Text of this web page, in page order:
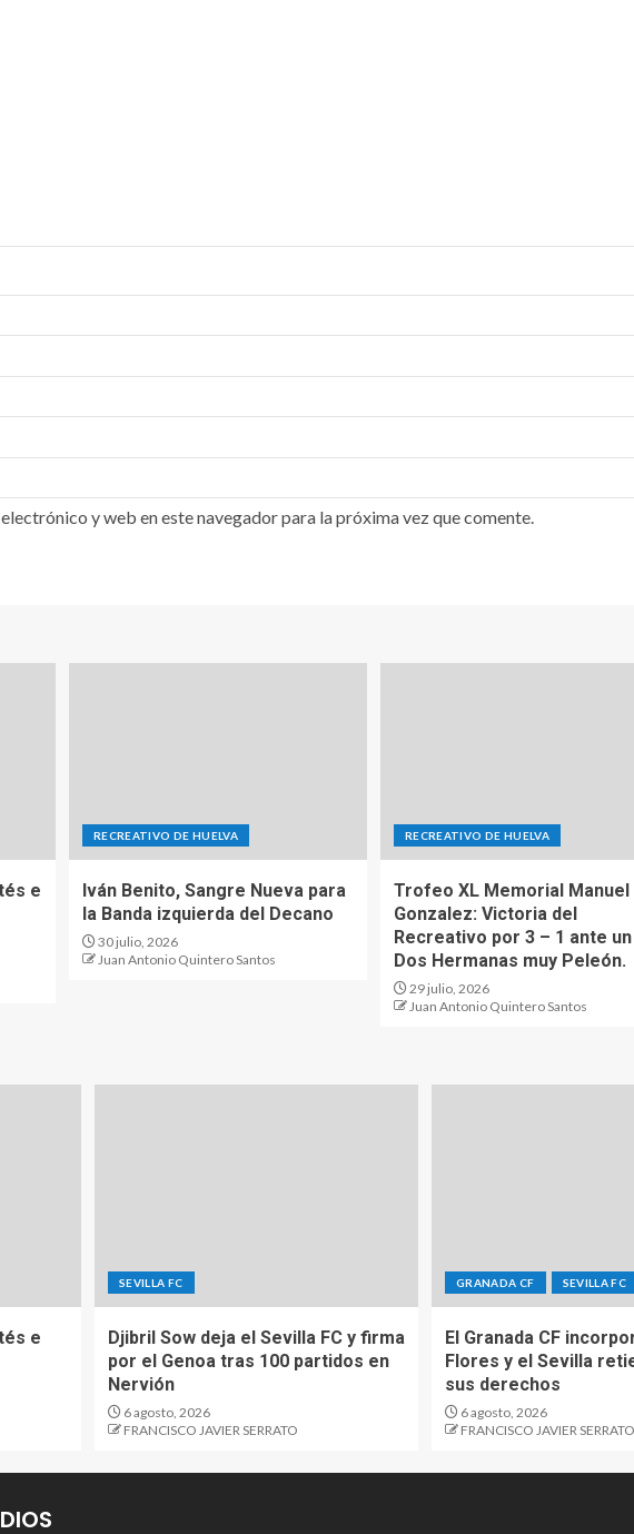
y web en este navegador para la próxima vez que comente.
e
RECREATIVO DE HUELVA
Iván Benito, Sangre Nueva para
la Banda izquierda del Decano
30 julio, 2026
Juan Antonio Quintero Santos
RECREATIVO DE HUELVA
Trofeo XL Memorial Manuel
Gonzalez: Victoria del
Recreativo por 3 – 1 ante un
Dos Hermanas muy Peleón.
29 julio, 2026
Juan Antonio Quintero Santos
e
SEVILLA FC
Djibril Sow deja el Sevilla FC y firma
por el Genoa tras 100 partidos en
Nervión
6 agosto, 2026
FRANCISCO JAVIER SERRATO
GRANADA CF SEVILLA FC
El Granada CF
Flores y el Sevilla
sus derechos
6 agosto, 2026
FRANCISCO JAVIER SERRATO